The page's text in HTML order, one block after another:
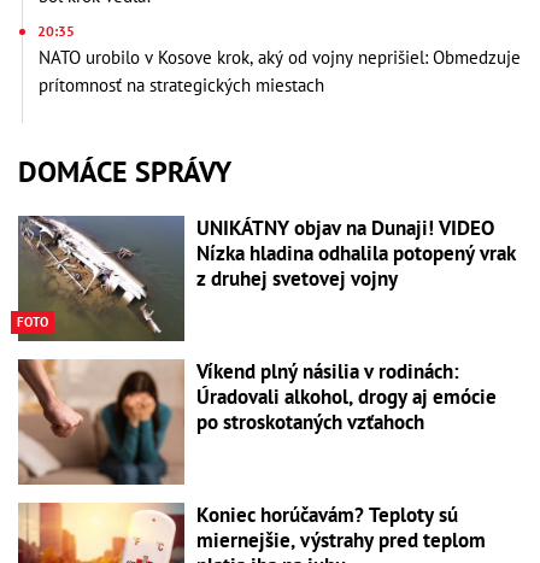
20:35
NATO urobilo v Kosove krok, aký od vojny neprišiel: Obmedzuje
prítomnosť na strategických miestach
DOMÁCE SPRÁVY
FOTO
UNIKÁTNY objav na Dunaji! VIDEO
Nízka hladina odhalila potopený vrak
z druhej svetovej vojny
Víkend plný násilia v rodinách:
Úradovali alkohol, drogy aj emócie
po stroskotaných vzťahoch
Koniec horúčavám? Teploty sú
miernejšie, výstrahy pred teplom